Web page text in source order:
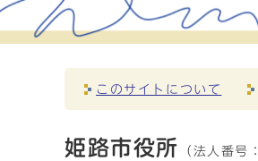
このサイトについて
姫路市役所 （法人番号：